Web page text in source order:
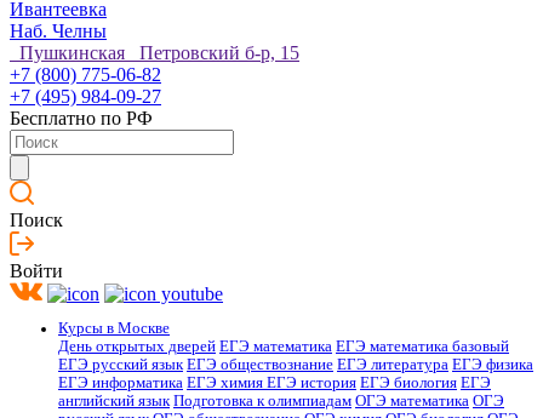
Ивантеевка
Наб. Челны
Пушкинская Петровский б-р, 15
+7 (800) 775-06-82
+7 (495) 984-09-27
Бесплатно по РФ
Поиск
Войти
Курсы в Москве
День открытых дверей ЕГЭ математика ЕГЭ математика базовый
ЕГЭ русский язык ЕГЭ обществознание ЕГЭ литература ЕГЭ физика
ЕГЭ информатика ЕГЭ химия ЕГЭ история ЕГЭ биология ЕГЭ
английский язык Подготовка к олимпиадам ОГЭ математика ОГЭ